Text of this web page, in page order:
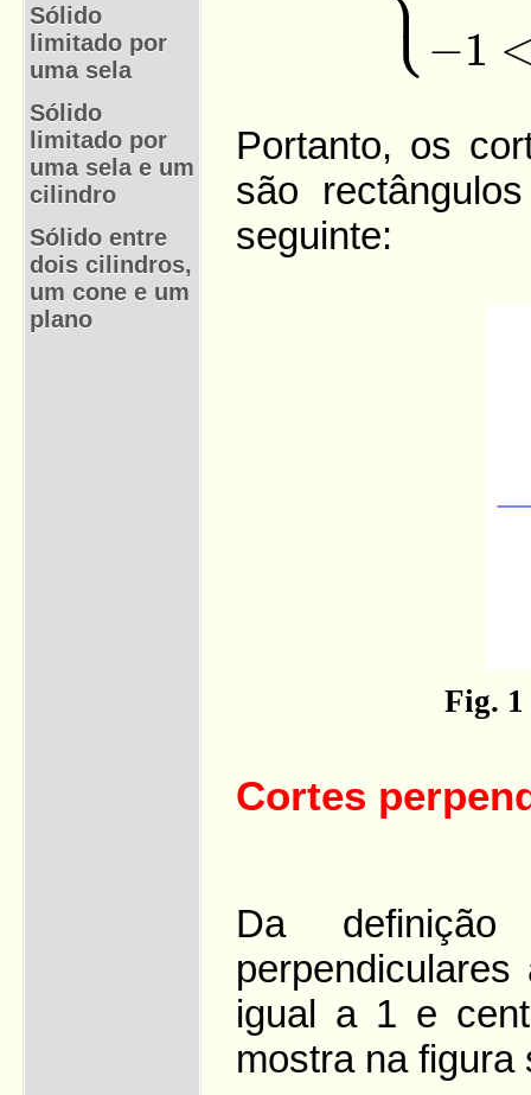
Sólido
limitado por
uma sela
Sólido
limitado por
uma sela e um
cilindro
Sólido entre
dois cilindros,
um cone e um
plano